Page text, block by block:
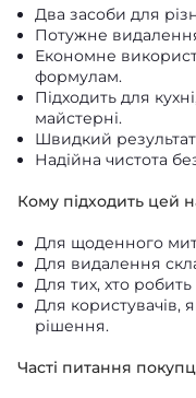
Два засоби для
Потужне
Економне
формулам.
Підходить для
майстерні.
Швидкий
Надійна чистота
Кому підходить цей
Для щоденного
Для видалення
Для тих, хто
Для користувачів,
рішення.
Часті питання